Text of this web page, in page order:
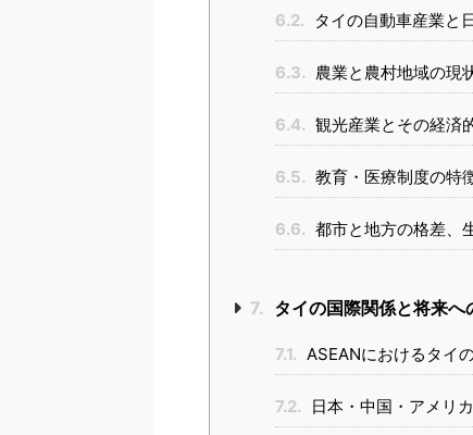
6.2. タイの自動車産業と
6.3. 農業と農村地域の現
6.4. 観光産業とその経済
6.5. 教育・医療制度の特
6.6. 都市と地方の格差、
7. タイの国際関係と将来へ
7.1. ASEANにおけるタイ
7.2. 日本・中国・アメリ